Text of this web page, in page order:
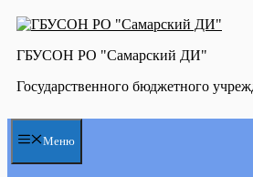
Перейти
содержимому
ГБУСОН РО "Самарский ДИ"
Государственного бюджетного
Меню